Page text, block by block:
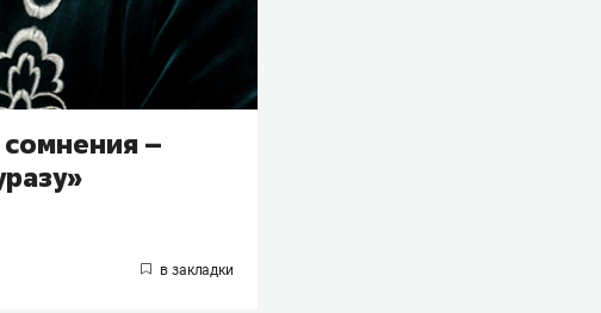
сомнения –